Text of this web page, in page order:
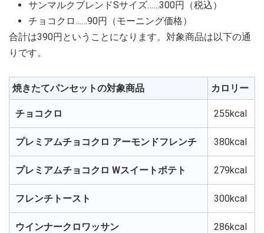
サンマルクブレンドSサイズ……300円（税込）
チョコクロ……90円（モーニング価格）
合計は390円ということになります。対象商品は以下の通
りです。
焼きたてパンセットの対象商品 カロリー
チョコクロ 255kcal
プレミアムチョコクロ アーモンドフレンチ 380kcal
プレミアムチョコクロ Wスイートポテト 279kcal
フレンチトースト 300kcal
ウインナークロワッサン 286kcal